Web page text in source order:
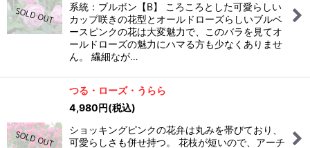
系統：ブルボン【B】 ころころとした可愛らしい
カップ咲きの花型とオールドローズらしいブルベ
ースピンクの花は大変魅力で、このバラを見てオ
ールドローズの魅力にハマる方も少なくありませ
ん。 繊細なが…
つる・ローズ・うらら
4,980円(税込)
ショッキングピンクの花弁は丸みを帯びており、
可愛らしさも併せ持つ。 花枝が短いので、アーチ